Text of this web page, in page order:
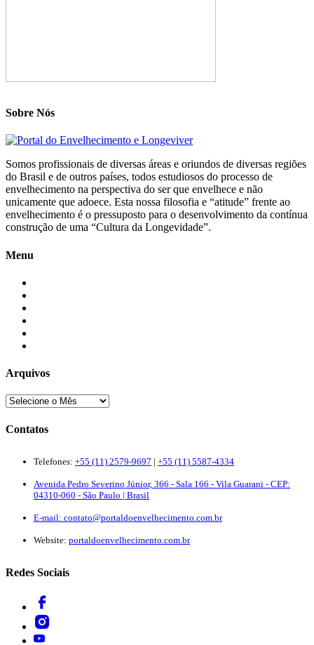
Sobre Nós
Somos profissionais de diversas áreas e oriundos de diversas regiões
do Brasil e de outros países, todos estudiosos do processo de
envelhecimento na perspectiva do ser que envelhece e não
unicamente que adoece. Esta nossa filosofia e “atitude” frente ao
envelhecimento é o pressuposto para o desenvolvimento da contínua
construção de uma “Cultura da Longevidade”.
Menu
Arquivos
Contatos
Telefones: +55 (11) 2579-9697 | +55 (11) 5587-4334
Avenida Pedro Severino Júnior, 366 - Sala 166 - Vila Guarani - CEP:
04310-060 - São Paulo | Brasil
E-mail: contato@portaldoenvelhecimento.com.br
Website: portaldoenvelhecimento.com.br
Redes Sociais